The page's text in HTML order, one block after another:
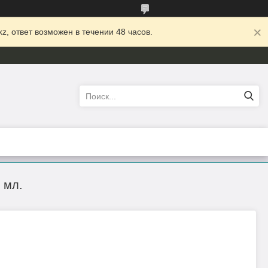
ответ возможен в течении 48 часов.
мл.